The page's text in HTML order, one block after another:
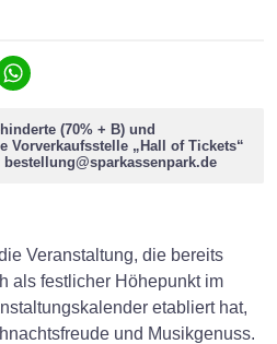
(70% + B) und
Vorverkaufsstelle „Hall of Tickets“
bestellung@sparkassenpark.de
Veranstaltung, die bereits
als festlicher Höhepunkt im
etabliert hat,
und Musikgenuss.